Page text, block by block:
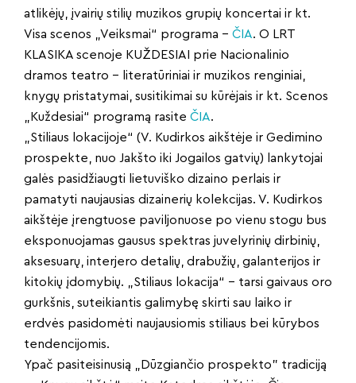
atlikėjų, įvairių stilių muzikos grupių koncertai ir kt.
Visa scenos „Veiksmai“ programa – ČIA. O LRT
KLASIKA scenoje KUŽDESIAI prie Nacionalinio
dramos teatro – literatūriniai ir muzikos renginiai,
knygų pristatymai, susitikimai su kūrėjais ir kt. Scenos
„Kuždesiai“ programą rasite ČIA.
„Stiliaus lokacijoje“ (V. Kudirkos aikštėje ir Gedimino
prospekte, nuo Jakšto iki Jogailos gatvių) lankytojai
galės pasidžiaugti lietuviško dizaino perlais ir
pamatyti naujausias dizainerių kolekcijas. V. Kudirkos
aikštėje įrengtuose paviljonuose po vienu stogu bus
eksponuojamas gausus spektras juvelyrinių dirbinių,
aksesuarų, interjero detalių, drabužių, galanterijos ir
kitokių įdomybių. „Stiliaus lokacija“ – tarsi gaivaus oro
gurkšnis, suteikiantis galimybę skirti sau laiko ir
erdvės pasidomėti naujausiomis stiliaus bei kūrybos
tendencijomis.
Ypač pasiteisinusią „Dūzgiančio prospekto” tradiciją